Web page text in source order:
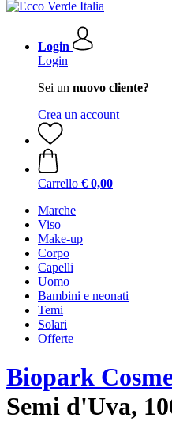
Login
Login
Sei un nuovo cliente?
Crea un account
Carrello € 0,00
Marche
Viso
Make-up
Corpo
Capelli
Uomo
Bambini e neonati
Temi
Solari
Offerte
Biopark
Semi d'Uva,